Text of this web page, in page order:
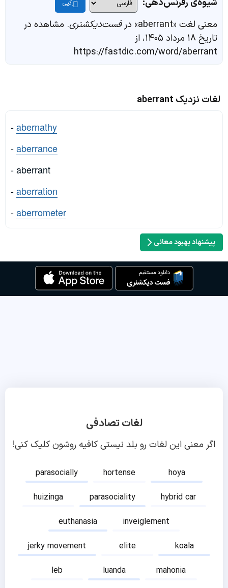
شیوه‌ی رفرنس‌دهی: کپی
معنی لغت «aberrant» در فست‌دیکشنری. مشاهده در
تاریخ ۱۸ مرداد ۱۴۰۵، از
https://fastdic.com/word/aberrant
لغات نزدیک aberrant
-abernathy
-aberrance
- aberrant
-aberration
-aberrometer
پیشنهاد بهبود معانی
لغات تصادفی
اگر معنی این لغات رو بلد نیستی کافیه روشون کلیک کنی!
parasocially hortense
hoya
huizinga
parasociality
hybrid car
euthanasia
inveiglement
jerky movement
elite
koala
leb
luanda
mahonia